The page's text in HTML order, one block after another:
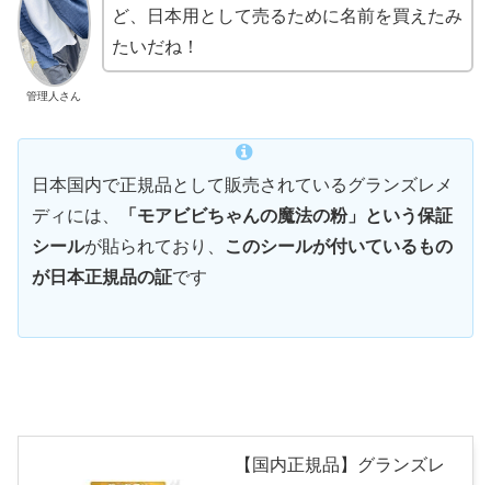
管理人さん
ど、日本用として売るために名前を買えたみ
たいだね！
日本国内で正規品として販売されているグランズレメ
ディには、
「モアビビちゃんの魔法の粉」という保証
シールが貼られており、
このシールが付いているもの
が日本正規品の証です
【国内正規品】グランズレ